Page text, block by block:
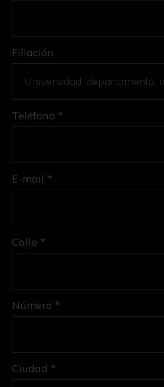
Filiación
Teléfono *
E-mail *
Calle *
Número *
Ciudad *